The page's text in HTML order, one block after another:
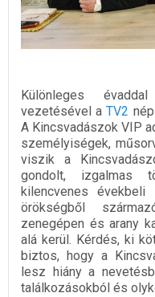
Különleges
vezetésével aTV2
A Kincsvadászok VIP
személyiségek,
viszik a
gondolt, izgalmas
kilencvenes
örökségből
zenegépen és arany
alá kerül. Kérdés, ki
biztos, hogy a
lesz hiány a
találkozásokból és